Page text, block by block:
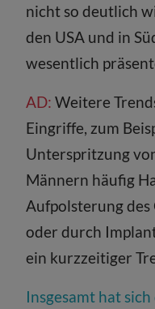
nicht so deutlich
den USA und in
wesentlich
AD: Weitere
Eingriffe, zum
Unterspritzung
Männern häufig
Aufpolsterung des
oder durch
ein kurzzeitiger
Insgesamt hat